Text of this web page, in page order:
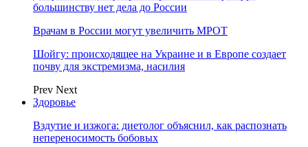
большинству нет дела до России
Врачам в России могут увеличить МРОТ
Шойгу: происходящее на Украине и в Европе создает
почву для экстремизма, насилия
Prev Next
Здоровье
Вздутие и изжога: диетолог объяснил, как распознать
непереносимость бобовых